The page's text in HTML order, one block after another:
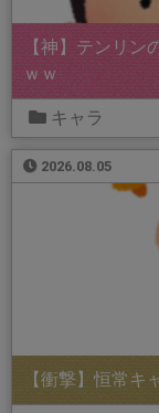
【神】テンリン
ｗｗ
キャラ
2026.08.05
【衝撃】恒常キ